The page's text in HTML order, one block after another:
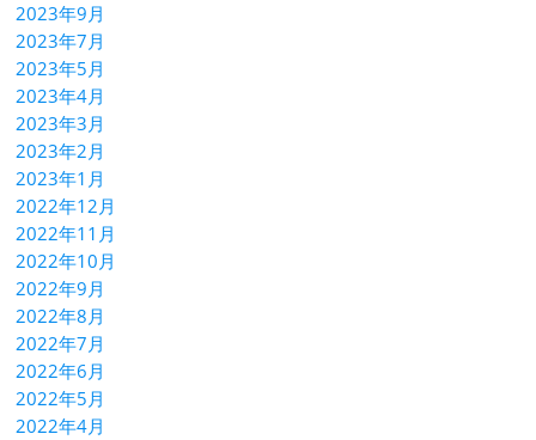
2023年9月
2023年7月
2023年5月
2023年4月
2023年3月
2023年2月
2023年1月
2022年12月
2022年11月
2022年10月
2022年9月
2022年8月
2022年7月
2022年6月
2022年5月
2022年4月